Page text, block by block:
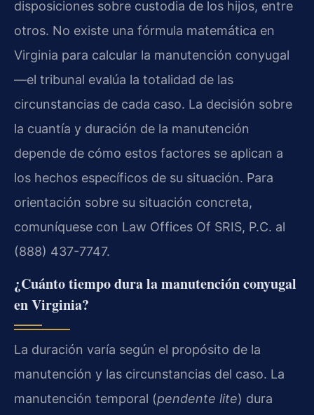
disposiciones sobre custodia de los hijos, entre
otros. No existe una fórmula matemática en
Virginia para calcular la manutención conyugal
—el tribunal evalúa la totalidad de las
circunstancias de cada caso. La decisión sobre
la cuantía y duración de la manutención
depende de cómo estos factores se aplican a
los hechos específicos de su situación. Para
orientación sobre su situación concreta,
comuníquese con Law Offices Of SRIS, P.C. al
(888) 437-7747.
¿Cuánto tiempo dura la manutención conyugal
en Virginia?
La duración varía según el propósito de la
manutención y las circunstancias del caso. La
manutención temporal (pendente lite) dura